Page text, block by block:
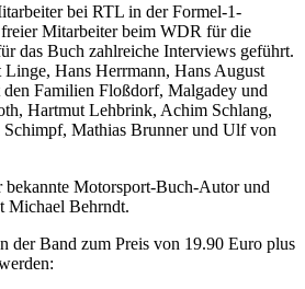
bei RTL in der Formel-1-
Mitarbeiter beim WDR für die
das Buch zahlreiche Interviews geführt.
Hans Herrmann, Hans August
den Familien Floßdorf, Malgadey und
Hartmut Lehbrink, Achim Schlang,
Mathias Brunner und Ulf von
bekannte Motorsport-Buch-Autor und
Michael Behrndt.
der Band zum Preis von 19.90 Euro plus